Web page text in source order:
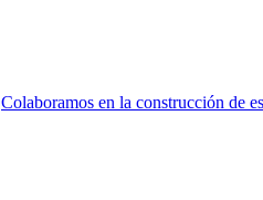
Colaboramos en la construcción de